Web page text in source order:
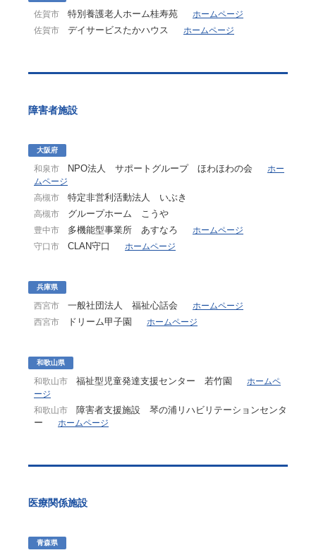
佐賀市 特別養護老人ホーム桂寿苑
ホームページ
佐賀市
デイサービスたかハウス ホームページ
障害者施設
大阪府
和泉市 NPO法人 サポートグループ ほわほわの会
ホー
ムページ
高槻市
特定非営利活動法人 いぶき
高槻市 グループホーム こうや
豊中市 多機能型事業所 あすなろ
ホームページ
守口市
CLAN守口 ホームページ
兵庫県
西宮市 一般社団法人 福祉心話会
ホームページ
西宮市
ドリーム甲子園 ホームページ
和歌山県
和歌山市 福祉型児童発達支援センター 若竹園
ホームペ
ージ
和歌山市
障害者支援施設 琴の浦リハビリテーションセンタ
ー
ホームページ
医療関係施設
青森県